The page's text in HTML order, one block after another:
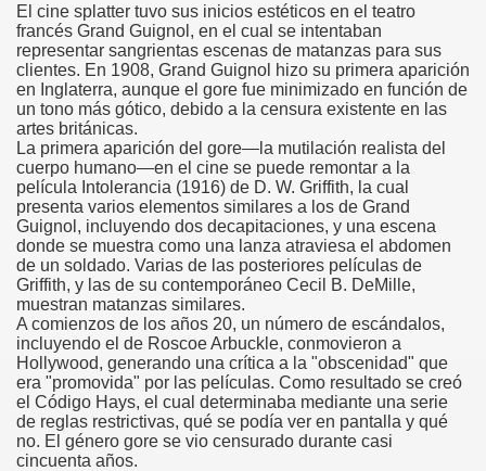
El cine splatter tuvo sus inicios estéticos en el teatro
francés Grand Guignol, en el cual se intentaban
representar sangrientas escenas de matanzas para sus
clientes. En 1908, Grand Guignol hizo su primera aparición
en Inglaterra, aunque el gore fue minimizado en función de
un tono más gótico, debido a la censura existente en las
artes británicas.
La primera aparición del gore—la mutilación realista del
cuerpo humano—en el cine se puede remontar a la
película Intolerancia (1916) de D. W. Griffith, la cual
presenta varios elementos similares a los de Grand
Guignol, incluyendo dos decapitaciones, y una escena
donde se muestra como una lanza atraviesa el abdomen
de un soldado. Varias de las posteriores películas de
Griffith, y las de su contemporáneo Cecil B. DeMille,
muestran matanzas similares.
A comienzos de los años 20, un número de escándalos,
incluyendo el de Roscoe Arbuckle, conmovieron a
Hollywood, generando una crítica a la "obscenidad" que
era "promovida" por las películas. Como resultado se creó
el Código Hays, el cual determinaba mediante una serie
de reglas restrictivas, qué se podía ver en pantalla y qué
no. El género gore se vio censurado durante casi
cincuenta años.